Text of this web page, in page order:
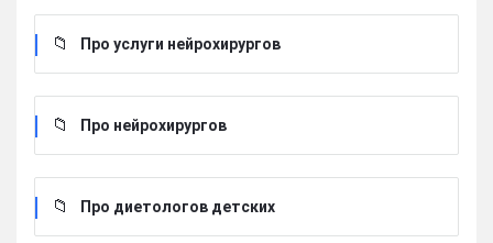
Про услуги нейрохирургов
Про нейрохирургов
Про диетологов детских